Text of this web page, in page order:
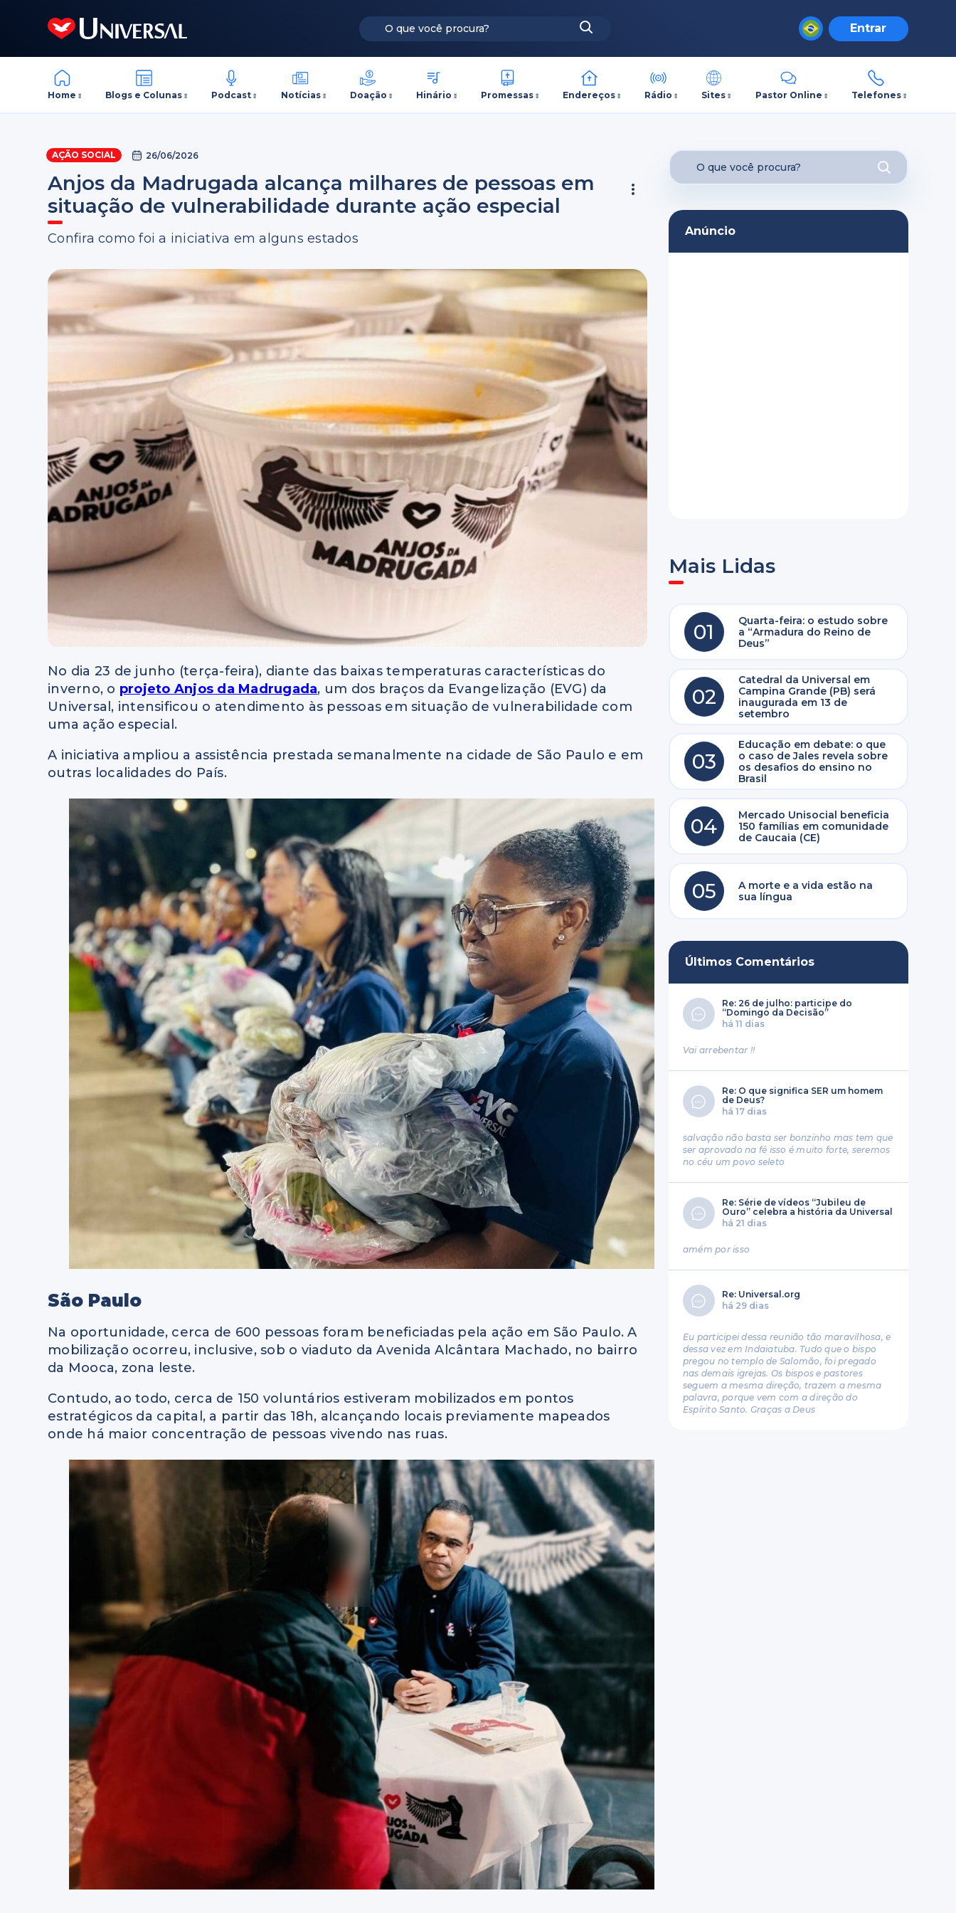
Entrar
Home Blogs e Colunas Podcast Notícias Doação Hinário Promessas Endereços Rádio Sites Pastor Online Telefones
AÇÃO SOCIAL 26/06/2026
Anjos da Madrugada alcança milhares de pessoas em
situação de vulnerabilidade durante ação especial
Confira como foi a iniciativa em alguns estados
No dia 23 de junho (terça-feira), diante das baixas temperaturas características do
inverno, o projeto Anjos da Madrugada, um dos braços da Evangelização (EVG) da
Universal, intensificou o atendimento às pessoas em situação de vulnerabilidade com
uma ação especial.
A iniciativa ampliou a assistência prestada semanalmente na cidade de São Paulo e em
outras localidades do País.
São Paulo
Na oportunidade, cerca de 600 pessoas foram beneficiadas pela ação em São Paulo. A
mobilização ocorreu, inclusive, sob o viaduto da Avenida Alcântara Machado, no bairro
da Mooca, zona leste.
Contudo, ao todo, cerca de 150 voluntários estiveram mobilizados em pontos
estratégicos da capital, a partir das 18h, alcançando locais previamente mapeados
onde há maior concentração de pessoas vivendo nas ruas.
Anúncio
Mais Lidas
01
Quarta-feira: o estudo sobre
a “Armadura do Reino de
Deus”
02
Catedral da Universal em
Campina Grande (PB) será
inaugurada em 13 de
setembro
03
Educação em debate: o que
o caso de Jales revela sobre
os desafios do ensino no
Brasil
04
Mercado Unisocial beneficia
150 famílias em comunidade
de Caucaia (CE)
05
A morte e a vida estão na
sua língua
Últimos Comentários
Re: 26 de julho: participe do
“Domingo da Decisão”
há 11 dias
Vai arrebentar !!
Re: O que significa SER um homem
de Deus?
há 17 dias
salvação não basta ser bonzinho mas tem que
ser aprovado na fé isso é muito forte, seremos
no céu um povo seleto
Re: Série de vídeos “Jubileu de
Ouro” celebra a história da Universal
há 21 dias
amém por isso
Re: Universal.org
há 29 dias
Eu participei dessa reunião tão maravilhosa, e
dessa vez em Indaiatuba. Tudo que o bispo
pregou no templo de Salomão, foi pregado
nas demais igrejas. Os bispos e pastores
seguem a mesma direção, trazem a mesma
palavra, porque vem com a direção do
Espírito Santo. Graças a Deus